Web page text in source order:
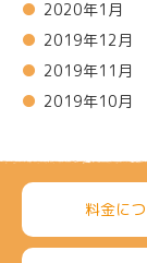
2020年1月
2019年12月
2019年11月
2019年10月
料金に